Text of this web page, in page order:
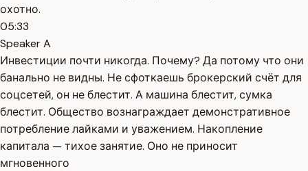
охотно.
05:33
Speaker A
Инвестиции почти никогда. Почему? Да потому что они
банально не видны. Не сфоткаешь брокерский счёт для
соцсетей, он не блестит. А машина блестит, сумка
блестит. Общество вознаграждает демонстративное
потребление лайками и уважением. Накопление
капитала — тихое занятие. Оно не приносит
мгновенного